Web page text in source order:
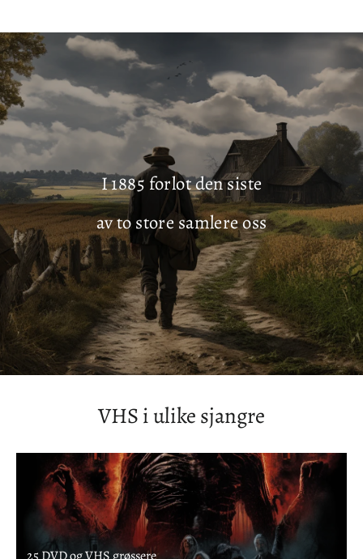
Det store samleprosjektet deres
vil aldri bli glemt
VHS i ulike sjangre